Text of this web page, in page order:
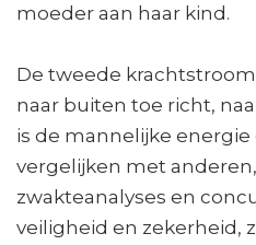
moeder aan haar kind.
De tweede
naar buiten toe richt,
is de mannelijke
vergelijken met
zwakteanalyses en
veiligheid en zekerheid,